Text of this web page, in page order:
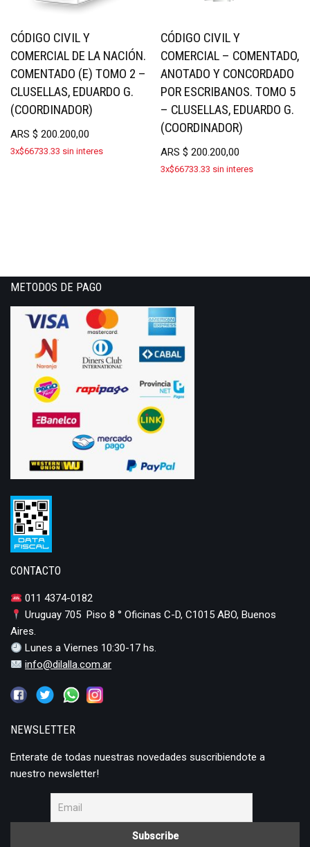
CÓDIGO CIVIL Y
COMERCIAL DE LA NACIÓN.
COMENTADO (E) TOMO 2 –
CLUSELLAS, EDUARDO G.
(COORDINADOR)
ARS $ 200.200,00
3x$66733.33 sin interes
CÓDIGO CIVIL Y
COMERCIAL – COMENTADO,
ANOTADO Y CONCORDADO
POR ESCRIBANOS. TOMO 5
– CLUSELLAS, EDUARDO G.
(COORDINADOR)
ARS$ 200.200,00
3x$66733.33 sin interes
METODOS DE PAGO
CONTACTO
011 4374-0182
Uruguay 705 Piso 8 ° Oficinas C-D, C1015 ABO, Buenos
Aires.
Lunes a Viernes 10:30-17 hs.
info@dilalla.com.ar
NEWSLETTER
Enterate de todas nuestras novedades suscribiendote a
nuestro newsletter!